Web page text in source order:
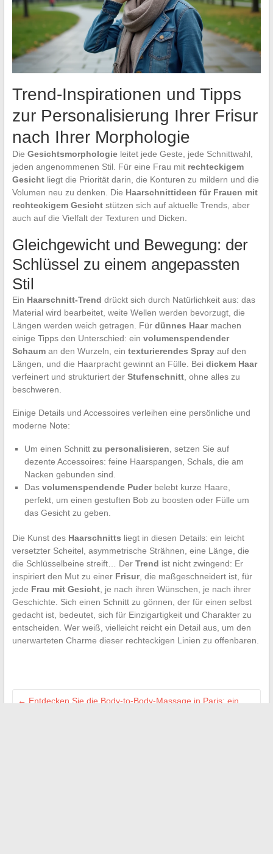
Trend-Inspirationen und Tipps
zur Personalisierung Ihrer Frisur
nach Ihrer Morphologie
Die Gesichtsmorphologieleitet jede Geste, jede Schnittwahl,
jeden angenommenen Stil. Für eine Frau mit rechteckigem
Gesichtliegt die Priorität darin, die Konturen zu mildern und die
Volumen neu zu denken. Die Haarschnittideen für Frauen mit
rechteckigem Gesichtstützen sich auf aktuelle Trends, aber
auch auf die Vielfalt der Texturen und Dicken.
Gleichgewicht und Bewegung: der
Schlüssel zu einem angepassten
Stil
Ein Haarschnitt-Trend drückt sich durch Natürlichkeit aus: das
Material wird bearbeitet, weite Wellen werden bevorzugt, die
Längen werden weich getragen. Für dünnes Haarmachen
einige Tipps den Unterschied: ein volumenspendender
Schauman den Wurzeln, ein texturierendes Sprayauf den
Längen, und die Haarpracht gewinnt an Fülle. Bei dickem Haar
verfeinert und strukturiert der Stufenschnitt, ohne alles zu
beschweren.
Einige Details und Accessoires verleihen eine persönliche und
moderne Note:
Um einen Schnitt zu personalisieren , setzen Sie auf
dezente Accessoires: feine Haarspangen, Schals, die am
Nacken gebunden sind.
Das volumenspendende Puderbelebt kurze Haare,
perfekt, um einen gestuften Bob zu boosten oder Fülle um
das Gesicht zu geben.
Die Kunst des Haarschnitts liegt in diesen Details: ein leicht
versetzter Scheitel, asymmetrische Strähnen, eine Länge, die
die Schlüsselbeine streift… Der Trend ist nicht zwingend: Er
inspiriert den Mut zu einer Frisur, die maßgeschneidert ist, für
jede Frau mit Gesicht, je nach ihren Wünschen, je nach ihrer
Geschichte. Sich einen Schnitt zu gönnen, der für einen selbst
gedacht ist, bedeutet, sich für Einzigartigkeit und Charakter zu
entscheiden. Wer weiß, vielleicht reicht ein Detail aus, um den
unerwarteten Charme dieser rechteckigen Linien zu offenbaren.
← Entdecken Sie die Body-to-Body-Massage in Paris: ein